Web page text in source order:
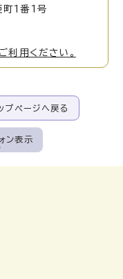
1番1号
利用ください。
プページへ戻る
ン表示